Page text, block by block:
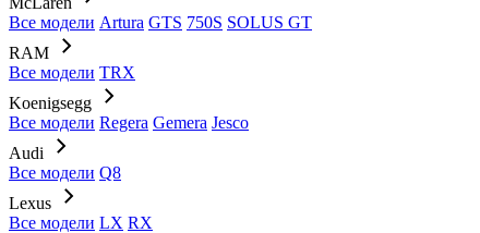
Все модели Artura GTS 750S SOLUS GT
RAM
Все модели TRX
Koenigsegg
Все модели Regera Gemera Jesco
Audi
Все модели Q8
Lexus
Все модели LX RX